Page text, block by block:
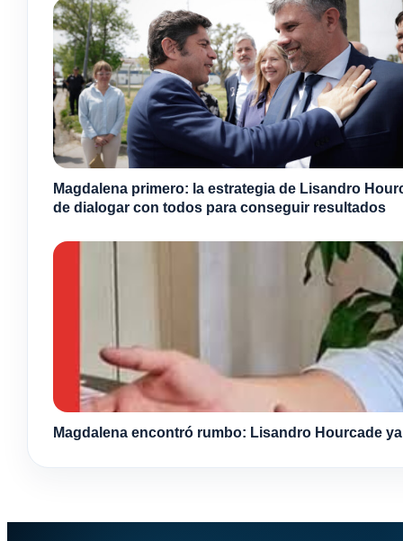
Magdalena primero: la estrategia de Lisandro
de dialogar con todos para conseguir resultados
Magdalena encontró rumbo: Lisandro Hourcade